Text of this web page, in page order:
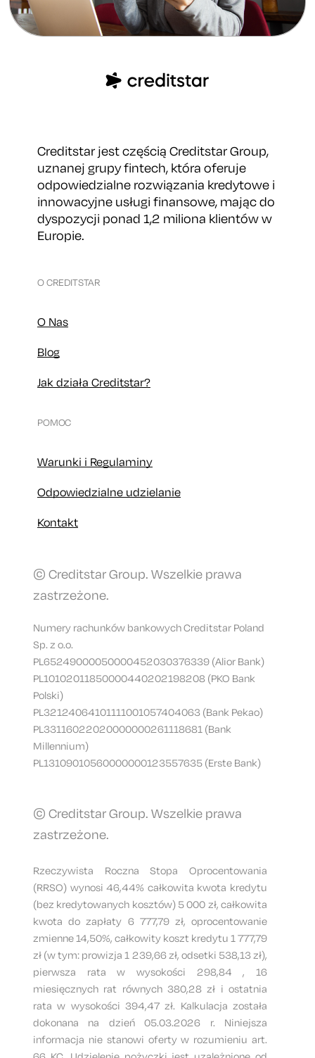
Creditstar jest częścią Creditstar Group,
uznanej grupy fintech, która oferuje
odpowiedzialne rozwiązania kredytowe i
innowacyjne usługi finansowe, mając do
dyspozycji ponad 1,2 miliona klientów w
Europie.
O CREDITSTAR
O Nas
Blog
Jak działa Creditstar?
POMOC
Warunki i Regulaminy
Odpowiedzialne udzielanie
Kontakt
© Creditstar Group. Wszelkie prawa
zastrzeżone.
Numery rachunków bankowych Creditstar Poland
Sp. z o.o.
PL65249000050000452030376339 (Alior Bank)
PL10102011850000440202198208 (PKO Bank
Polski)
PL32124064101111001057404063 (Bank Pekao)
PL33116022020000000261118681 (Bank
Millennium)
PL13109010560000000123557635 (Erste Bank)
© Creditstar Group. Wszelkie prawa
zastrzeżone.
Rzeczywista Roczna Stopa Oprocentowania
(RRSO) wynosi 46,44% całkowita kwota kredytu
(bez kredytowanych kosztów) 5 000 zł, całkowita
kwota do zapłaty 6 777,79 zł, oprocentowanie
zmienne 14,50%, całkowity koszt kredytu 1 777,79
zł (w tym: prowizja 1 239,66 zł, odsetki 538,13 zł),
pierwsza rata w wysokości 298,84 , 16
miesięcznych rat równych 380,28 zł i ostatnia
rata w wysokości 394,47 zł. Kalkulacja została
dokonana na dzień 05.03.2026 r. Niniejsza
informacja nie stanowi oferty w rozumieniu art.